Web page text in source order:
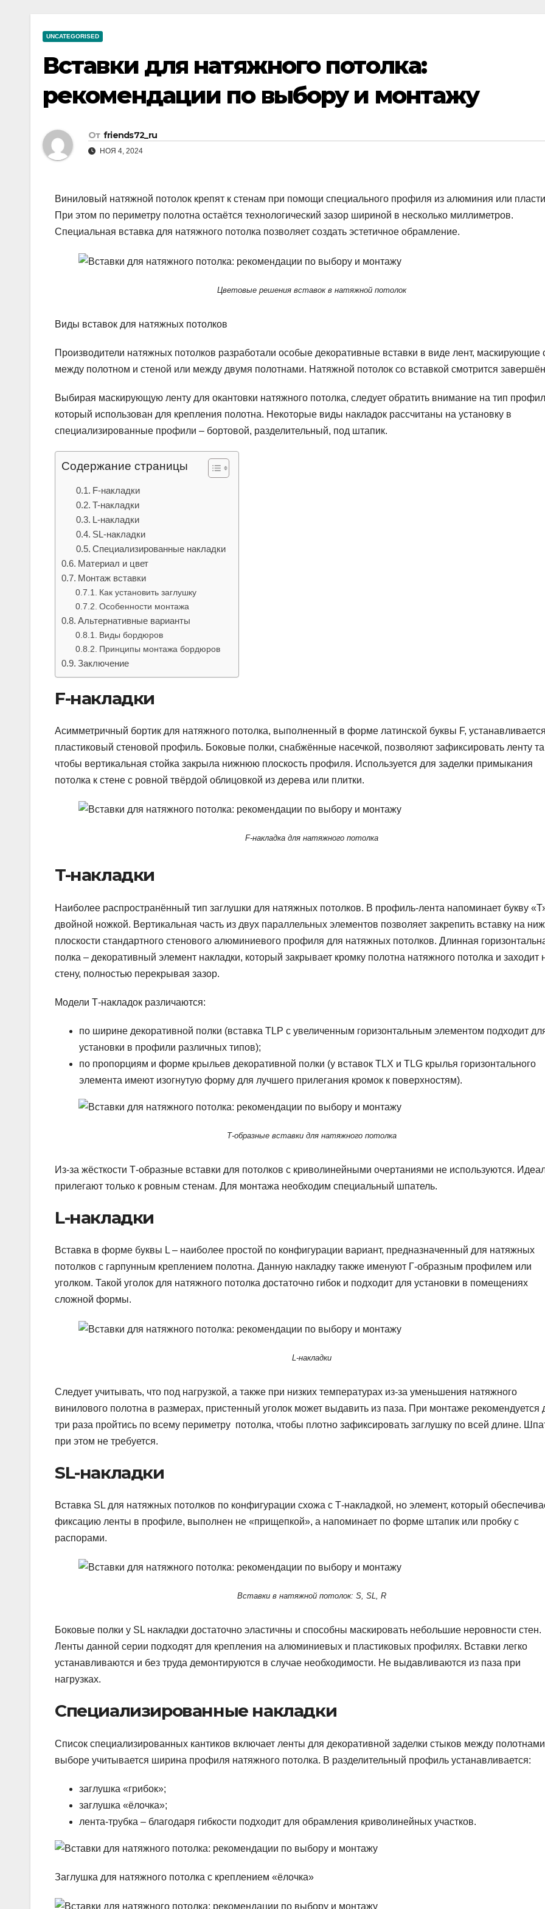
UNCATEGORISED
Вставки для натяжного потолка:
рекомендации по выбору и монтажу
От friends72_ru
НОЯ 4, 2024
Виниловый натяжной потолок крепят к стенам при помощи специального профиля из алюминия или
При этом по периметру полотна остаётся технологический зазор шириной в несколько миллиметров.
Специальная вставка для натяжного потолка позволяет создать эстетичное обрамление.
Цветовые решения вставок в натяжной потолок
Виды вставок для натяжных потолков
Производители натяжных потолков разработали особые декоративные вставки в виде лент, маскирующие
между полотном и стеной или между двумя полотнами. Натяжной потолок со вставкой смотрится
Выбирая маскирующую ленту для окантовки натяжного потолка, следует обратить внимание на тип
который использован для крепления полотна. Некоторые виды накладок рассчитаны на установку в
специализированные профили – бортовой, разделительный, под штапик.
Содержание страницы
F-накладки
T-накладки
L-накладки
SL-накладки
Специализированные накладки
Материал и цвет
Монтаж вставки
Как установить заглушку
Особенности монтажа
Альтернативные варианты
Виды бордюров
Принципы монтажа бордюров
Заключение
F-накладки
Асимметричный бортик для натяжного потолка, выполненный в форме латинской буквы F,
пластиковый стеновой профиль. Боковые полки, снабжённые насечкой, позволяют зафиксировать ленту
чтобы вертикальная стойка закрыла нижнюю плоскость профиля. Используется для заделки примыкания
потолка к стене с ровной твёрдой облицовкой из дерева или плитки.
F-накладка для натяжного потолка
T-накладки
Наиболее распространённый тип заглушки для натяжных потолков. В профиль-лента напоминает букву
двойной ножкой. Вертикальная часть из двух параллельных элементов позволяет закрепить вставку на
плоскости стандартного стенового алюминиевого профиля для натяжных потолков. Длинная
полка – декоративный элемент накладки, который закрывает кромку полотна натяжного потолка и заходит
стену, полностью перекрывая зазор.
Модели Т-накладок различаются:
по ширине декоративной полки (вставка TLP с увеличенным горизонтальным элементом подходит
установки в профили различных типов);
по пропорциям и форме крыльев декоративной полки (у вставок TLX и TLG крылья горизонтального
элемента имеют изогнутую форму для лучшего прилегания кромок к поверхностям).
Т-образные вставки для натяжного потолка
Из-за жёсткости Т-образные вставки для потолков с криволинейными очертаниями не используются.
прилегают только к ровным стенам. Для монтажа необходим специальный шпатель.
L-накладки
Вставка в форме буквы L – наиболее простой по конфигурации вариант, предназначенный для натяжных
потолков с гарпунным креплением полотна. Данную накладку также именуют Г-образным профилем или
уголком. Такой уголок для натяжного потолка достаточно гибок и подходит для установки в помещениях
сложной формы.
L-накладки
Следует учитывать, что под нагрузкой, а также при низких температурах из-за уменьшения натяжного
винилового полотна в размерах, пристенный уголок может выдавить из паза. При монтаже рекомендуется
три раза пройтись по всему периметру потолка, чтобы плотно зафиксировать заглушку по всей длине.
при этом не требуется.
SL-накладки
Вставка SL для натяжных потолков по конфигурации схожа с Т-накладкой, но элемент, который
фиксацию ленты в профиле, выполнен не «прищепкой», а напоминает по форме штапик или пробку с
распорами.
Вставки в натяжной потолок: S, SL, R
Боковые полки у SL накладки достаточно эластичны и способны маскировать небольшие неровности стен.
Ленты данной серии подходят для крепления на алюминиевых и пластиковых профилях. Вставки легко
устанавливаются и без труда демонтируются в случае необходимости. Не выдавливаются из паза при
нагрузках.
Специализированные накладки
Список специализированных кантиков включает ленты для декоративной заделки стыков между
выборе учитывается ширина профиля натяжного потолка. В разделительный профиль устанавливается:
заглушка «грибок»;
заглушка «ёлочка»;
лента-трубка – благодаря гибкости подходит для обрамления криволинейных участков.
Заглушка для натяжного потолка с креплением «ёлочка»